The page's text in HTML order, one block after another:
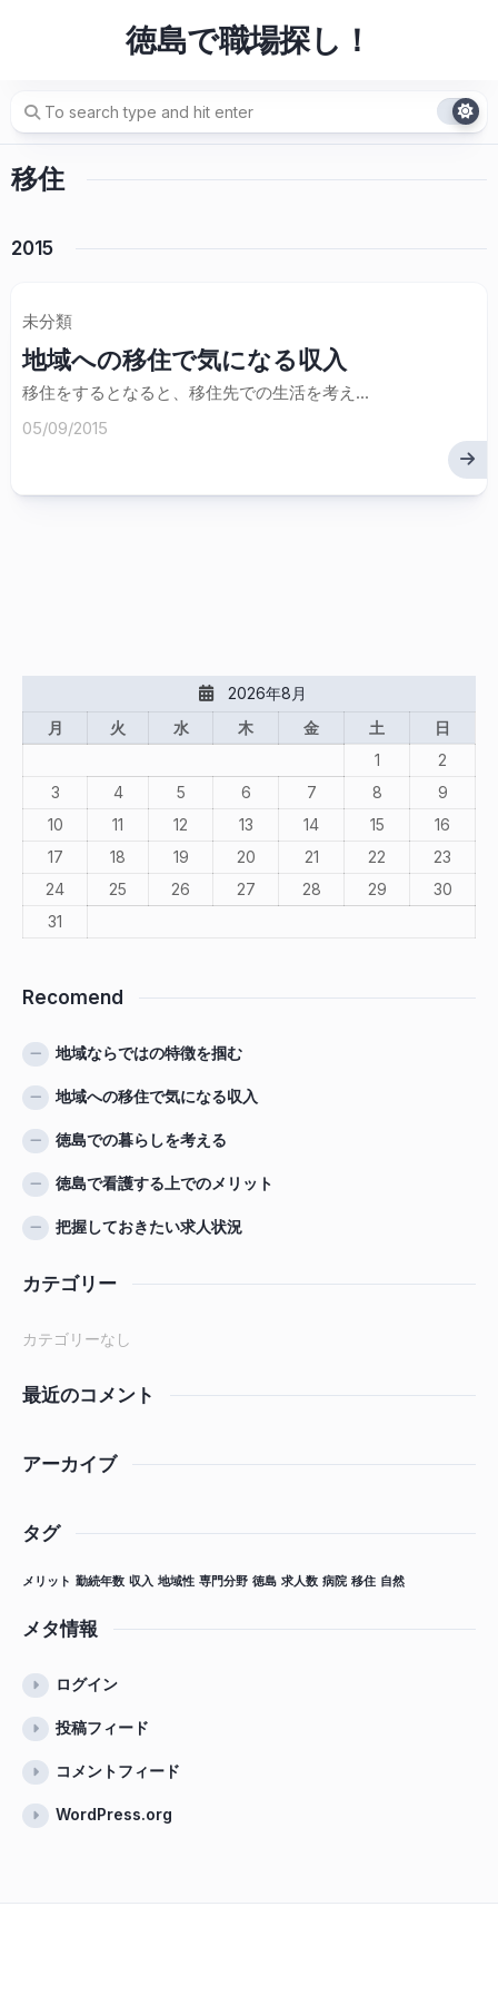
徳島で職場探し！
移住
2015
未分類
地域への移住で気になる収入
移住をするとなると、移住先での生活を考え...
05/09/2015
2026年8月
月
火 水 木 金 土
日
1
2
3
4 5 6 7 8
9
10
11 12 13 14 15
16
17
18 19 20 21 22
23
24
25 26 27 28 29
30
31
Recomend
地域ならではの特徴を掴む
地域への移住で気になる収入
徳島での暮らしを考える
徳島で看護する上でのメリット
把握しておきたい求人状況
カテゴリー
カテゴリーなし
最近のコメント
アーカイブ
タグ
メリット 勤続年数 収入 地域性 専門分野 徳島 求人数 病院 移住 自然
メタ情報
ログイン
投稿フィード
コメントフィード
WordPress.org